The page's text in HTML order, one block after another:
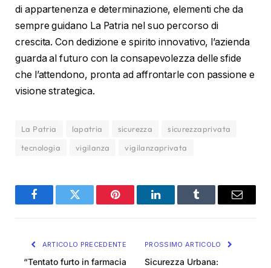
di appartenenza e determinazione, elementi che da
sempre guidano La Patria nel suo percorso di
crescita. Con dedizione e spirito innovativo, l’azienda
guarda al futuro con la consapevolezza delle sfide
che l’attendono, pronta ad affrontarle con passione e
visione strategica.
La Patria lapatria sicurezza
sicurezzaprivata
tecnologia
vigilanza vigilanzaprivata
FacebookTwitter Pinterest LinkedInTumblr Email
ARTICOLO PRECEDENTE
“Tentato furto in farmacia
PROSSIMO ARTICOLO
Sicurezza Urbana: